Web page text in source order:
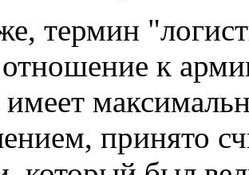
термин
к
имеет
принято